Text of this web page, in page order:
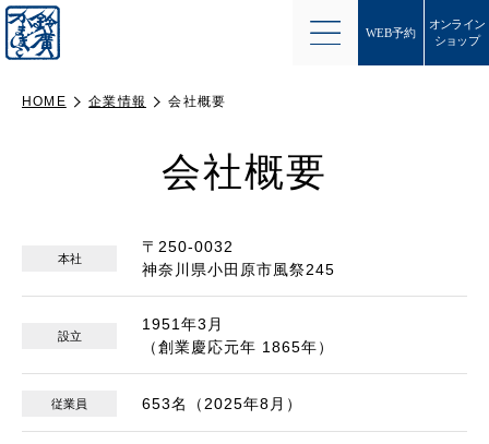
WEB予約
オンライン
ショップ
HOME 企業情報 会社概要
会社概要
本社
〒250-0032
神奈川県小田原市風祭245
設立
1951年3月
（創業慶応元年 1865年）
従業員 653名（2025年8月）